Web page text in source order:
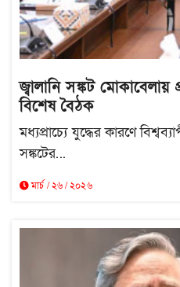
জ্বালানি সঙ্কট মোকাবেলায়
বিশেষ বৈঠক
মধ্যপ্রাচ্যে যুদ্ধের কারণে
সঙ্কটের...
মার্চ / ২৬ / ২০২৬